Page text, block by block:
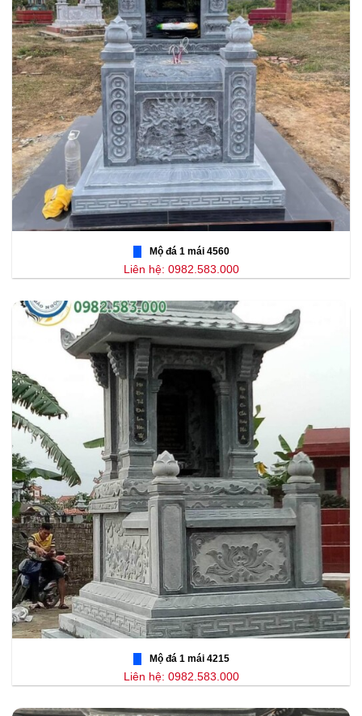
Mộ đá 1 mái 4560
Liên hệ: 0982.583.000
Mộ đá 1 mái 4215
Liên hệ: 0982.583.000